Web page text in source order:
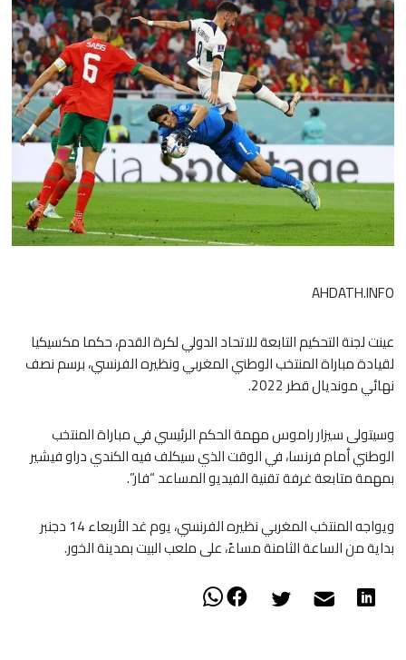
AHDATH.INFO
عينت لجنة التحكيم التابعة للاتحاد الدولي لكرة القدم، حكما مكسيكيا
لقيادة مباراة المنتخب الوطني المغربي ونظيره الفرنسي، برسم نصف
نهائي مونديال قطر 2022.
وسيتولى سيزار راموس مهمة الحكم الرئيسي في مباراة المنتخب
الوطني أمام فرنسا، في الوقت الذي سيكلف فيه الكندي دراو فيشير
بمهمة متابعة غرفة تقنية الفيديو المساعد “فار”.
ويواجه المنتخب المغربي نظيره الفرنسي، يوم غد الأربعاء 14 دجنبر
بداية من الساعة الثامنة مساءً، على ملعب البيت بمدينة الخور.